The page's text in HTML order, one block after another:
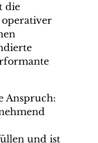
die
Anspruch:
und ist